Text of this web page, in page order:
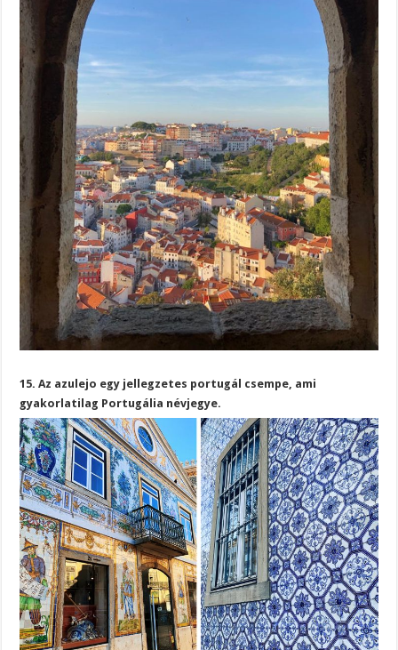
15. Az azulejo egy jellegzetes portugál csempe, ami
gyakorlatilag Portugália névjegye.